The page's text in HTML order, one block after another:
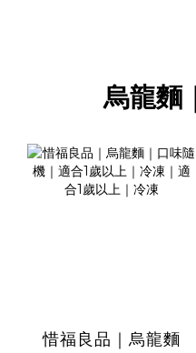
烏龍麵
惜福良品｜烏龍麵